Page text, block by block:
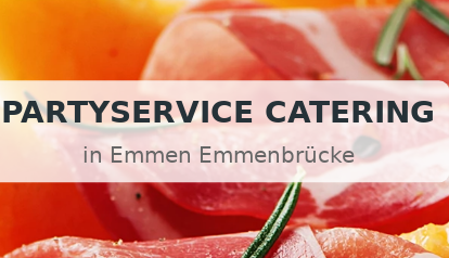
PARTYSERVICE CATERING
in Emmen Emmenbrücke